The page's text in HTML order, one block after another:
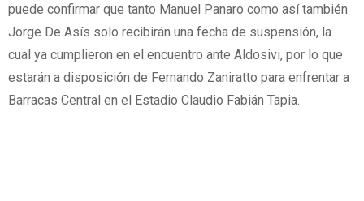
puede confirmar que tanto Manuel Panaro como así también
Jorge De Asís solo recibirán una fecha de suspensión, la
cual ya cumplieron en el encuentro ante Aldosivi, por lo que
estarán a disposición de Fernando Zaniratto para enfrentar a
Barracas Central en el Estadio Claudio Fabián Tapia.